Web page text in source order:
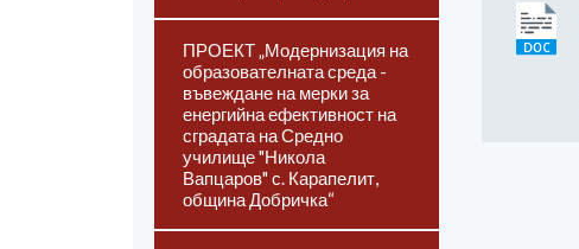
ПРОЕКТ „Модернизация на
образователната среда -
въвеждане на мерки за
енергийна ефективност на
сградата на Средно
училище "Никола
Вапцаров" с. Карапелит,
община Добричка“